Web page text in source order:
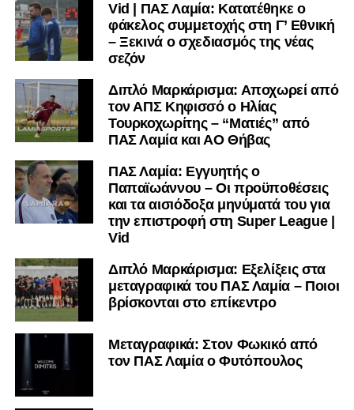
Vid | ΠΑΣ Λαμία: Κατατέθηκε ο
φάκελος συμμετοχής στη Γ’ Εθνική
– Ξεκινά ο σχεδιασμός της νέας
σεζόν
Διπλό Μαρκάρισμα: Αποχωρεί από
τον ΑΠΣ Κηφισσό ο Ηλίας
Τουρκοχωρίτης – “Ματιές” από
ΠΑΣ Λαμία και ΑΟ Θήβας
ΠΑΣ Λαμία: Εγγυητής ο
Παπαϊωάννου – Οι προϋποθέσεις
και τα αισιόδοξα μηνύματά του για
την επιστροφή στη Super League |
Vid
Διπλό Μαρκάρισμα: Εξελίξεις στα
μεταγραφικά του ΠΑΣ Λαμία – Ποιοι
βρίσκονται στο επίκεντρο
Μεταγραφικά: Στον Φωκικό από
τον ΠΑΣ Λαμία ο Φυτόπουλος